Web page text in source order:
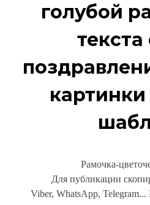
голубой
Рамочка-
Для публикации
Viber, WhatsApp,